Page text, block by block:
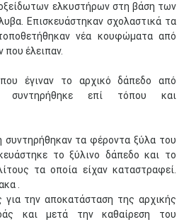
ελκυστήρων στη βάση των
Επισκευάστηκαν σχολαστικά τα
νέα κουφώματα από
που έλειπαν.
έγιναν το αρχικό δάπεδο από
συντηρήθηκε επί τόπου και
συντηρήθηκαν τα φέροντα ξύλα του
το ξύλινο δάπεδο και το
τα οποία είχαν καταστραφεί.
.
για την αποκατάσταση της αρχικής
και μετά την καθαίρεση του